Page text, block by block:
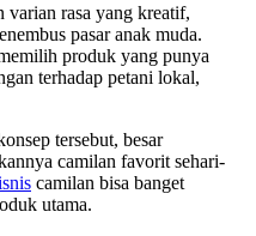
rasa yang kreatif,
pasar anak muda.
produk yang punya
terhadap petani lokal,
tersebut, besar
camilan favorit sehari-
camilan bisa banget
utama.